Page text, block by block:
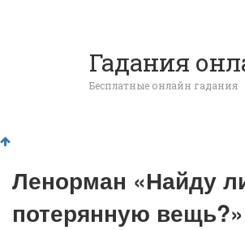
Гадания
Бесплатные онлайн гадания
Ленорман «Найду
потерянную вещь?»